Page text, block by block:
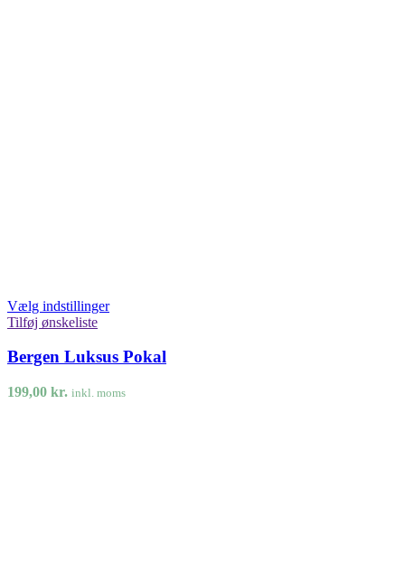
Vælg indstillinger
Tilføj ønskeliste
Bergen Luksus Pokal
199,00 kr. inkl. moms